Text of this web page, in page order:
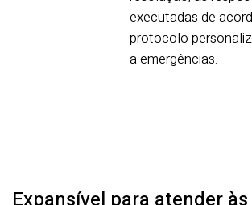
executadas de
protocolo
a emergências.